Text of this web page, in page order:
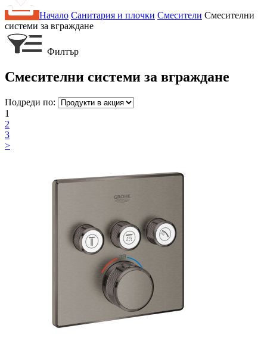
Начало Санитария и плочки Смесители Смесителни
системи за вграждане
Филтър
Смесителни системи за вграждане
Подреди по:
1
2
3
>